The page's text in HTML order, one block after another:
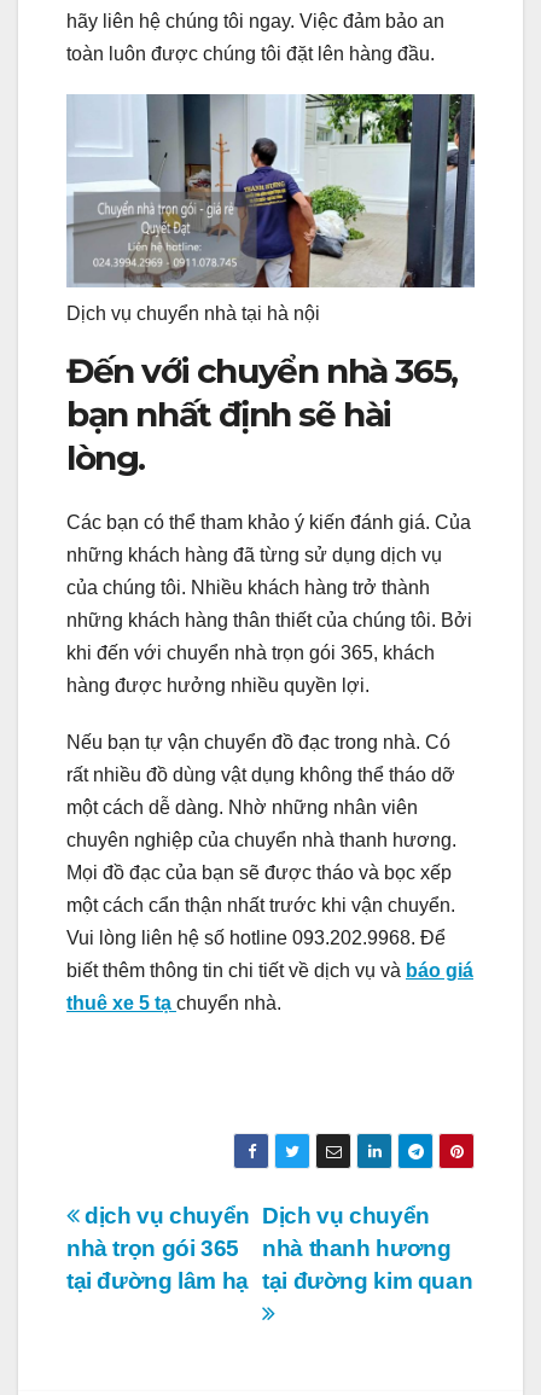
hãy liên hệ chúng tôi ngay. Việc đảm bảo an
toàn luôn được chúng tôi đặt lên hàng đầu.
Dịch vụ chuyển nhà tại hà nội
Đến với chuyển nhà 365,
bạn nhất định sẽ hài
lòng.
Các bạn có thể tham khảo ý kiến đánh giá. Của
những khách hàng đã từng sử dụng dịch vụ
của chúng tôi. Nhiều khách hàng trở thành
những khách hàng thân thiết của chúng tôi. Bởi
khi đến với chuyển nhà trọn gói 365, khách
hàng được hưởng nhiều quyền lợi.
Nếu bạn tự vận chuyển đồ đạc trong nhà. Có
rất nhiều đồ dùng vật dụng không thể tháo dỡ
một cách dễ dàng. Nhờ những nhân viên
chuyên nghiệp của chuyển nhà thanh hương.
Mọi đồ đạc của bạn sẽ được tháo và bọc xếp
một cách cẩn thận nhất trước khi vận chuyển.
Vui lòng liên hệ số hotline 093.202.9968. Để
biết thêm thông tin chi tiết về dịch vụ và báo giá
thuê xe 5 tạ chuyển nhà.
Điều
hướng
Dịch vụ chuyển
nhà thanh hương
tại đường kim quan
dịch vụ chuyển
nhà trọn gói 365
tại đường lâm hạ